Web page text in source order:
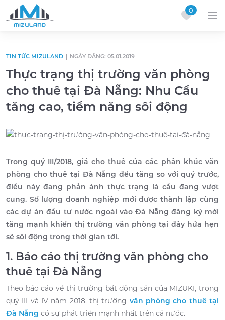
0
TIN TỨC MIZULAND NGÀY ĐĂNG: 05.01.2019
Thực trạng thị trường văn phòng
cho thuê tại Đà Nẵng: Nhu Cầu
tăng cao, tiềm năng sôi động
Trong quý III/2018, giá cho thuê của các phân khúc văn
phòng cho thuê tại Đà Nẵng đều tăng so với quý trước,
điều này đang phản ánh thực trạng là cầu đang vượt
cung. Số lượng doanh nghiệp mới được thành lập cùng
các dự án đầu tư nước ngoài vào Đà Nẵng đăng ký mới
tăng mạnh khiến thị trường văn phòng tại đây hứa hẹn
sẽ sôi động trong thời gian tới.
1. Báo cáo thị trường văn phòng cho
thuê tại Đà Nẵng
Theo báo cáo về thị trường bất động sản của MIZUKI, trong
quý III và IV năm 2018, thị trường văn phòng cho thuê tại
Đà Nẵng có sự phát triển mạnh nhất trên cả nước.